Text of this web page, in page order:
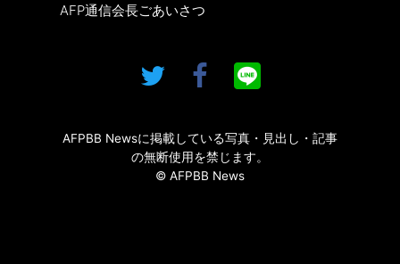
AFP通信会長ごあいさつ
AFPBB Newsに掲載している写真・見出し・記事
の無断使用を禁じます。
© AFPBB News